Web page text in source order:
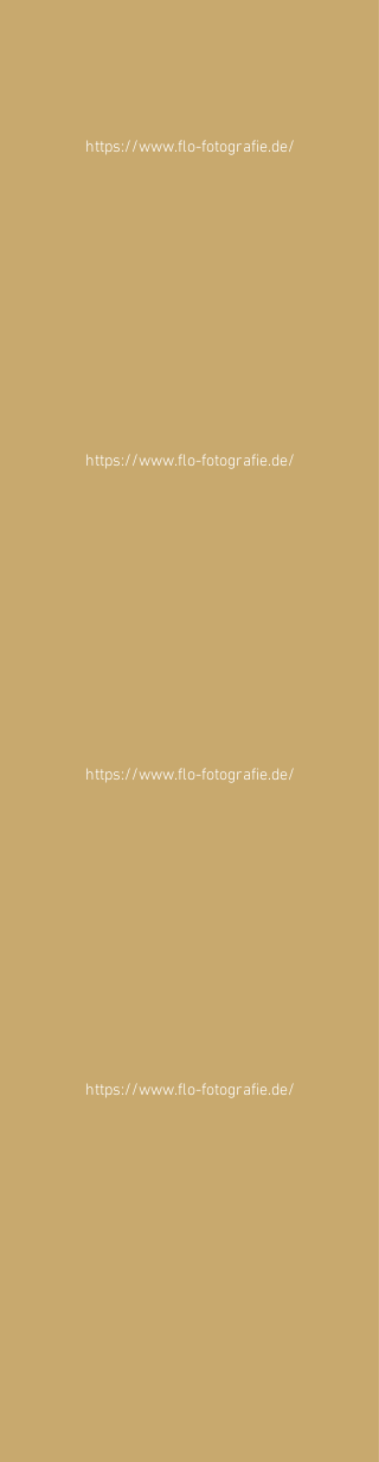
https://www.flo-fotografie.de/
https://www.flo-fotografie.de/
https://www.flo-fotografie.de/
https://www.flo-fotografie.de/